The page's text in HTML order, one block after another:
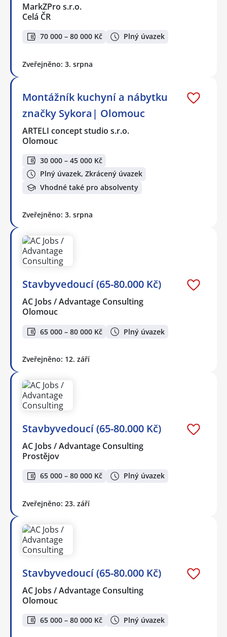
MarkZPro s.r.o.
Celá ČR
70 000 – 80 000 Kč Plný úvazek
Zveřejněno: 3. srpna
Montážník kuchyní a nábytku
značky Sykora| Olomouc
ARTELI concept studio s.r.o.
Olomouc
30 000 – 45 000 Kč
Plný úvazek, Zkrácený úvazek
Vhodné také pro absolventy
Zveřejněno: 3. srpna
Stavbyvedoucí (65-80.000 Kč)
AC Jobs / Advantage Consulting
Olomouc
65 000 – 80 000 Kč Plný úvazek
Zveřejněno: 12. září
Stavbyvedoucí (65-80.000 Kč)
AC Jobs / Advantage Consulting
Prostějov
65 000 – 80 000 Kč Plný úvazek
Zveřejněno: 23. září
Stavbyvedoucí (65-80.000 Kč)
AC Jobs / Advantage Consulting
Olomouc
65 000 – 80 000 Kč Plný úvazek